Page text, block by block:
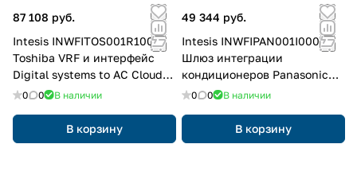
87 108 руб.
Intesis INWFITOS001R100
Toshiba VRF и интерфейс
Digital systems to AC Cloud
Control (Wi-Fi)
0 0 В наличии
В корзину
49 344 руб.
Intesis INWFIPAN001I000
Шлюз интеграции
кондиционеров Panasonic
Etherea с подключением к
управления (Wi-Fi)
0 0 В наличии
В корзину